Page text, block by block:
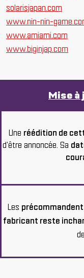
solarisjapan.com
www.nin-nin-
www.amiami.com
www.biginjap.com
Mise à
Une réédition de
d'être annoncée. Sa
Les
fabricant reste